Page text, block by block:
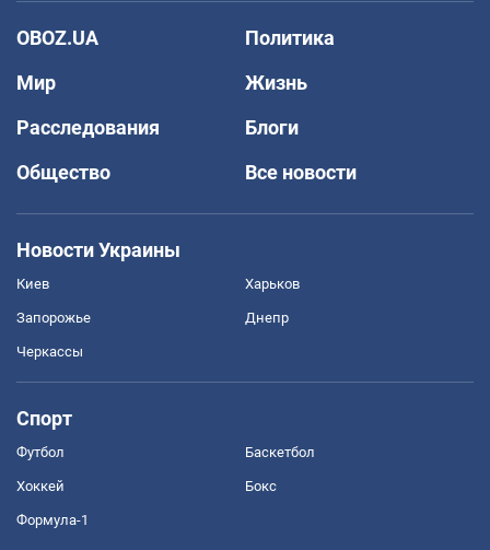
OBOZ.UA
Политика
Мир
Жизнь
Расследования
Блоги
Общество
Все новости
Новости Украины
Киев Харьков
Запорожье Днепр
Черкассы
Спорт
Футбол Баскетбол
Хоккей Бокс
Формула-1